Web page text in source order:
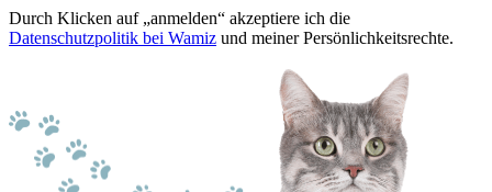
Durch Klicken auf „anmelden“ akzeptiere ich die
Datenschutzpolitik bei Wamiz und meiner Persönlichkeitsrechte.